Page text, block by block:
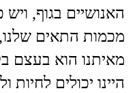
האנושיים בגוף,
מכמות התאים
מאיתנו הוא בעצם
היינו יכולים לחיות